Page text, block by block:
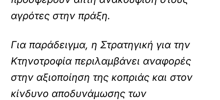
αγρότες στην πράξη.
Για παράδειγμα, η Στρατηγική για την
Κτηνοτροφία περιλαμβάνει αναφορές
στην αξιοποίηση της κοπριάς και στον
κίνδυνο αποδυνάμωσης των